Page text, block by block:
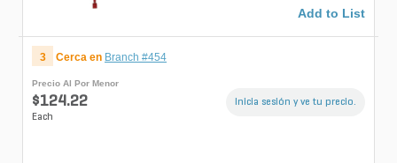
Add to List
3 Cerca en Branch #454
Precio Al Por Menor
$124.22
Each
Inicia sesión y ve tu precio.